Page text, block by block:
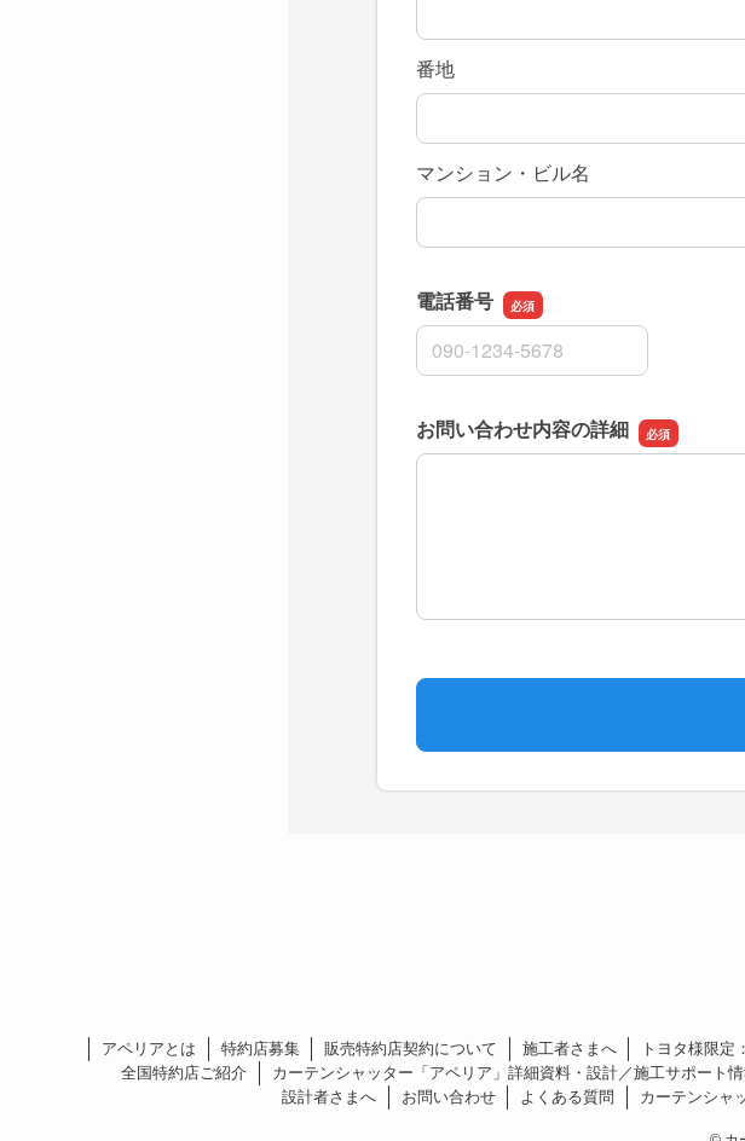
アペリアとは 特約店募集 販売特約店契約について 施工者さまへ トヨタ様限定
全国特約店ご紹介
カーテンシャッター「アペリア」詳細資料・設計／施工サポート
設計者さまへ
お問い合わせ よくある質問 カーテンシャ